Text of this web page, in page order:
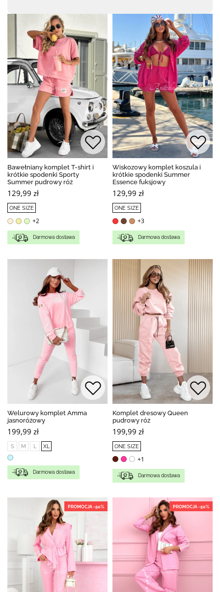
Bawełniany komplet T-shirt i
krótkie spodenki Sporty
Summer pudrowy róż
129,99 zł
ONE SIZE
+2
Darmowa dostawa
Wiskozowy komplet koszula i
krótkie spodenki Summer
Essence fuksjowy
129,99 zł
ONE SIZE
+3
Darmowa dostawa
Welurowy komplet Amma
jasnoróżowy
199,99 zł
S M L XL
Darmowa dostawa
Komplet dresowy Queen
pudrowy róż
199,99 zł
ONE SIZE
+1
Darmowa dostawa
PROMOCJA -50% PROMOCJA -50%